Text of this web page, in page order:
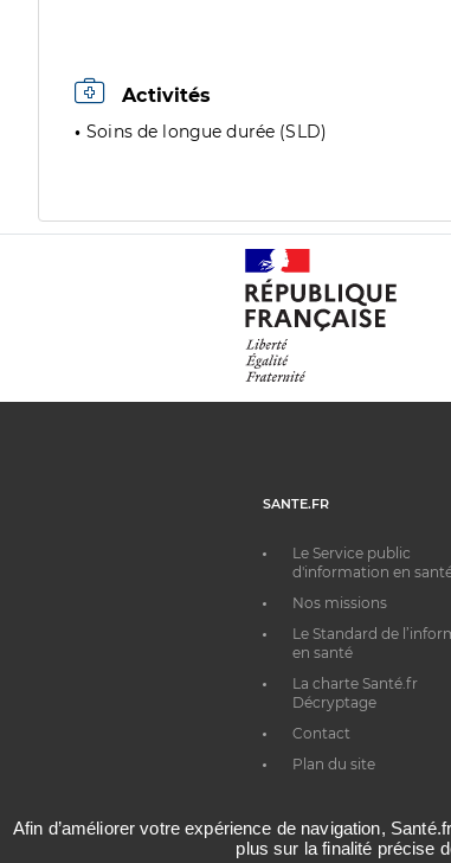
Activités
Soins de longue durée (SLD)
SANTE.FR
Le Service public
d'information en
Nos missions
Le Standard de
en santé
La charte Santé.fr
Décryptage
Contact
Plan du site
Afin d’améliorer votre expérience de navigation,
plus sur la finalité précise